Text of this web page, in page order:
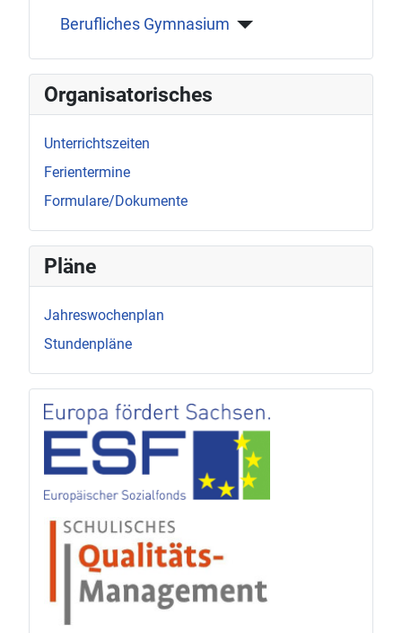
Berufliches Gymnasium
Organisatorisches
Unterrichtszeiten
Ferientermine
Formulare/Dokumente
Pläne
Jahreswochenplan
Stundenpläne